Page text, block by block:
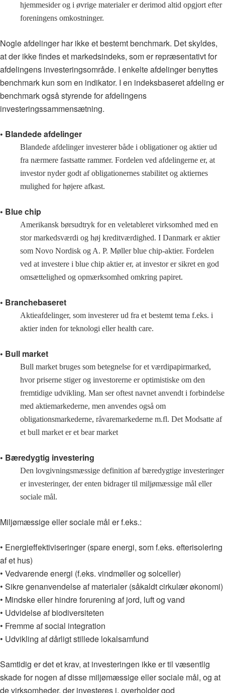
hjemmesider og i øvrige materialer er derimod altid opgjort efter
foreningens omkostninger.
Nogle afdelinger har ikke et bestemt benchmark. Det skyldes,
at der ikke findes et markedsindeks, som er repræsentativt for
afdelingens investeringsområde. I enkelte afdelinger benyttes
benchmark kun som en indikator. I en indeksbaseret afdeling er
benchmark også styrende for afdelingens
investeringssammensætning.
• Blandede afdelinger
Blandede afdelinger investerer både i obligationer og aktier ud
fra nærmere fastsatte rammer. Fordelen ved afdelingerne er, at
investor nyder godt af obligationernes stabilitet og aktiernes
mulighed for højere afkast.
• Blue chip
Amerikansk børsudtryk for en veletableret virksomhed med en
stor markedsværdi og høj kreditværdighed. I Danmark er aktier
som Novo Nordisk og A. P. Møller blue chip-aktier. Fordelen
ved at investere i blue chip aktier er, at investor er sikret en god
omsættelighed og opmærksomhed omkring papiret.
• Branchebaseret
Aktieafdelinger, som investerer ud fra et bestemt tema f.eks. i
aktier inden for teknologi eller health care.
• Bull market
Bull market bruges som betegnelse for et værdipapirmarked,
hvor priserne stiger og investorerne er optimistiske om den
fremtidige udvikling. Man ser oftest navnet anvendt i forbindelse
med aktiemarkederne, men anvendes også om
obligationsmarkederne, råvaremarkederne m.fl. Det Modsatte af
et bull market er et bear market
• Bæredygtig investering
Den lovgivningsmæssige definition af bæredygtige investeringer
er investeringer, der enten bidrager til miljømæssige mål eller
sociale mål.
Miljømæssige eller sociale mål er f.eks.:
• Energieffektiviseringer (spare energi, som f.eks. efterisolering
af et hus)
• Vedvarende energi (f.eks. vindmøller og solceller)
• Sikre genanvendelse af materialer (såkaldt cirkulær økonomi)
• Mindske eller hindre forurening af jord, luft og vand
• Udvidelse af biodiversiteten
• Fremme af social integration
• Udvikling af dårligt stillede lokalsamfund
Samtidig er det et krav, at investeringen ikke er til væsentlig
skade for nogen af disse miljømæssige eller sociale mål, og at
de virksomheder, der investeres i, overholder god